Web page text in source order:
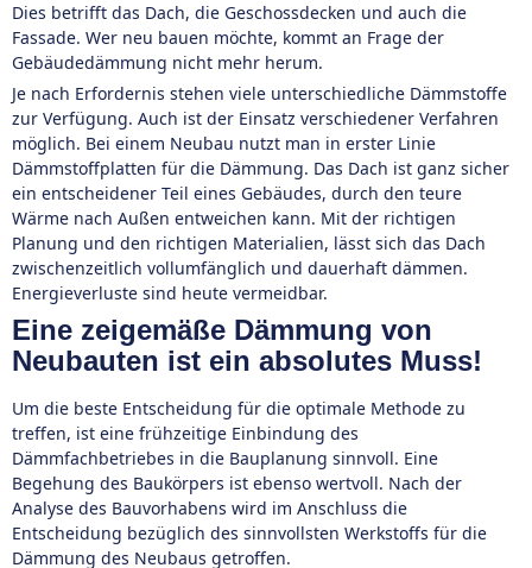
Dies betrifft das Dach, die Geschossdecken und auch die
Fassade. Wer neu bauen möchte, kommt an Frage der
Gebäudedämmung nicht mehr herum.
Je nach Erfordernis stehen viele unterschiedliche Dämmstoffe
zur Verfügung. Auch ist der Einsatz verschiedener Verfahren
möglich. Bei einem Neubau nutzt man in erster Linie
Dämmstoffplatten für die Dämmung. Das Dach ist ganz sicher
ein entscheidener Teil eines Gebäudes, durch den teure
Wärme nach Außen entweichen kann. Mit der richtigen
Planung und den richtigen Materialien, lässt sich das Dach
zwischenzeitlich vollumfänglich und dauerhaft dämmen.
Energieverluste sind heute vermeidbar.
Eine zeigemäße Dämmung von
Neubauten ist ein absolutes Muss!
Um die beste Entscheidung für die optimale Methode zu
treffen, ist eine frühzeitige Einbindung des
Dämmfachbetriebes in die Bauplanung sinnvoll. Eine
Begehung des Baukörpers ist ebenso wertvoll. Nach der
Analyse des Bauvorhabens wird im Anschluss die
Entscheidung bezüglich des sinnvollsten Werkstoffs für die
Dämmung des Neubaus getroffen.